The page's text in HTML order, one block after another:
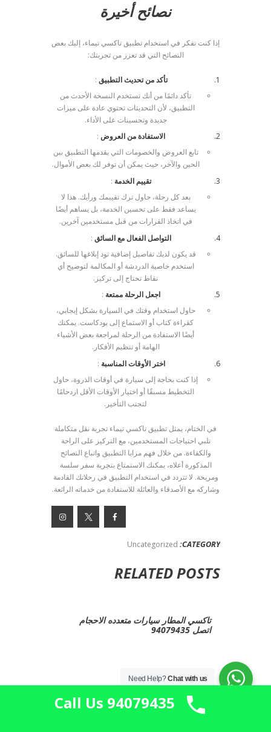
نصائح أخيرة
إذا كنت تفكر في استخدام تطبيق تاكسي تيماء، إليك بعض
النصائح التي قد تعزز من تجربتك:
تأكد من تحديث التطبيق :
تأكد دائمًا من أنك تستخدم النسخة الأحدث من
التطبيق، لأن التحديثات تحتوي عادة على ميزات
جديدة وتحسينات على الأداء.
الاستفادة من العروض:
تابع العروض والخصومات التي يقدمها التطبيق بين
الحين والآخر، حيث يمكن أن توفر لك بعض الأموال.
تقييم الخدمة :
بعد كل رحلة، حاول ترك تقييمك ورأيك. هذا لا
يساعد فقط على تحسين الخدمة، بل يساهم أيضًا
في اتخاذ القرارات من قبل مستخدمين آخرين.
التواصل الفعال مع السائق:
قد يكون لديك تفاصيل إضافية تود إبلاغها للسائق.
استخدم خاصية الدردشة أو المكالمة لتوضيح أي
نقاط تحتاج إلى تركيز.
اجعل الرحلة ممتعة :
حاول استخدام وقتك في السيارة بشكل إيجابي،
كقراءة كتاب أو الاستماع إلى بودكاست. يمكنك
أيضًا الاستفادة من الرحلة لمراجعة بعض الأشياء
الهامة أو تنظيم الأفكار.
اختر الأوقات المناسبة :
إذا كنت بحاجة إلى سيارة في أوقات الذروة، حاول
التخطيط مسبقًا أو اختيار الأوقات الأقل ازدحامًا
لتجنب التأخير.
في الختام، يمثل تطبيق تاكسي تيماء تجربة نقل متكاملة
تلبي احتياجات المستخدمين، مع التركيز على الراحة
والكفاءة. من خلال فهم مزايا التطبيق واتباع النصائح
المذكورة أعلاه، يمكنك الاستمتاع بتجربة سفر سلسة
ومريحة. لا تتردد في استخدام التطبيق في رحلاتك القادمة
وشاركه مع الأصدقاء والعائلة للاستفادة من خدماته الرائعة.
CATEGORY:
Uncategorized
RELATED POSTS
تاكسي المطار سيارات متعدده الاحجام
اتصل 94079435
94079435
Call Us 94079435
Need Help?Chat with us